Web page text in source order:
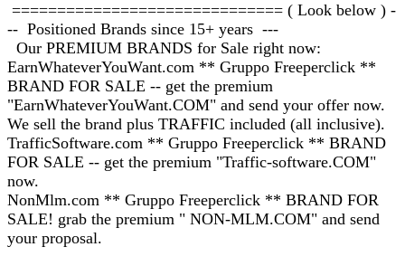
============================== ( Look below ) -
-- Positioned Brands since 15+ years ---
Our PREMIUM BRANDS for Sale right now:
EarnWhateverYouWant.com ** Gruppo Freeperclick **
BRAND FOR SALE -- get the premium
"EarnWhateverYouWant.COM" and send your offer now.
We sell the brand plus TRAFFIC included (all inclusive).
TrafficSoftware.com ** Gruppo Freeperclick ** BRAND
FOR SALE -- get the premium "Traffic-software.COM"
now.
NonMlm.com ** Gruppo Freeperclick ** BRAND FOR
SALE! grab the premium " NON-MLM.COM" and send
your proposal.